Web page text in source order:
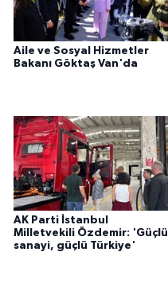
Aile ve Sosyal Hizmetler
Bakanı Göktaş Van'da
AK Parti İstanbul
Milletvekili Özdemir: 'Güçlü
sanayi, güçlü Türkiye'